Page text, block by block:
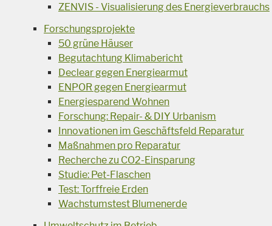
ZENVIS - Visualisierung des Energieverbrauchs
Forschungsprojekte
50 grüne Häuser
Begutachtung Klimabericht
Declear gegen Energiearmut
ENPOR gegen Energiearmut
Energiesparend Wohnen
Forschung: Repair- & DIY Urbanism
Innovationen im Geschäftsfeld Reparatur
Maßnahmen pro Reparatur
Recherche zu CO2-Einsparung
Studie: Pet-Flaschen
Test: Torffreie Erden
Wachstumstest Blumenerde